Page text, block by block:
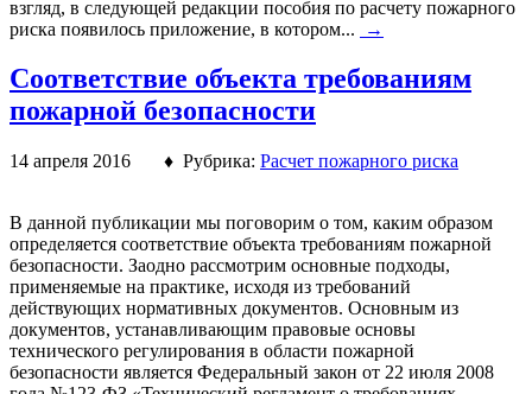
взгляд, в следующей редакции пособия по расчету пожарного
риска появилось приложение, в котором...
→
Соответствие объекта требованиям
пожарной безопасности
14 апреля 2016 ♦ Рубрика: Расчет пожарного риска
В данной публикации мы поговорим о том, каким образом
определяется соответствие объекта требованиям пожарной
безопасности. Заодно рассмотрим основные подходы,
применяемые на практике, исходя из требований
действующих нормативных документов. Основным из
документов, устанавливающим правовые основы
технического регулирования в области пожарной
безопасности является Федеральный закон от 22 июля 2008